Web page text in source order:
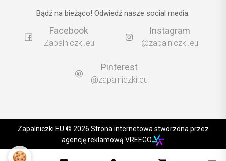
Bądź na bieżąco! Odwiedź nasze social media:
Facebook
Zapalniczki.eu
Instagram
@zapalniczki.eu
Pinterest
@zapalniczki.eu
Zapalniczki.EU © 2026 Strona internetowa stworzona przez
agencję reklamową VREEGO
🍪